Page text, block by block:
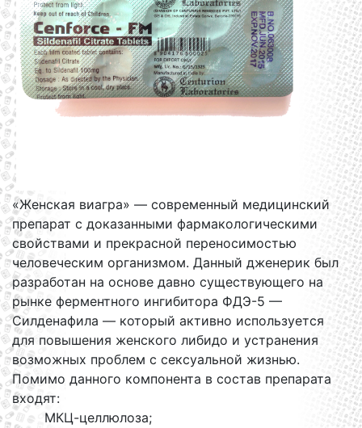
«Женская виагра» — современный медицинский
препарат с доказанными фармакологическими
свойствами и прекрасной переносимостью
человеческим организмом. Данный дженерик был
разработан на основе давно существующего на
рынке ферментного ингибитора ФДЭ-5 —
Силденафила — который активно используется
для повышения женского либидо и устранения
возможных проблем с сексуальной жизнью.
Помимо данного компонента в состав препарата
входят:
МКЦ-целлюлоза;